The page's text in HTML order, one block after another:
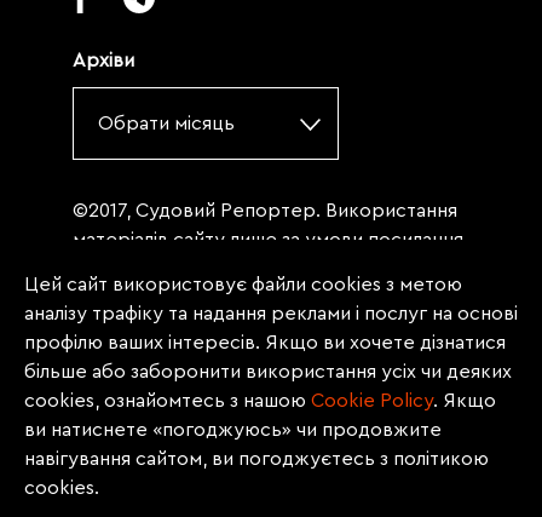
Архіви
Обрати місяць
©2017, Судовий Репортер. Використання
матеріалів сайту лише за умови посилання
«Судовий репортер» не нижче третього
абзацу. Матеріали, щодо яких міститься
заборона на повну републікацію
(передрук, копіювання, відтворення або
інше використання), заборонено
передруковувати без згоди редакції.
Матеріали з позначкою PROMOTED, ЗА
Цей сайт використовує файли cookies з метою
аналізу трафіку та надання реклами і послуг на основі
профілю ваших інтересів. Якщо ви хочете дізнатися
більше або заборонити використання усіх чи деяких
cookies, ознайомтесь з нашою Сookie Policy. Якщо
ви натиснете «погоджуюсь» чи продовжите
навігування сайтом, ви погоджуєтесь з політикою
cookies.